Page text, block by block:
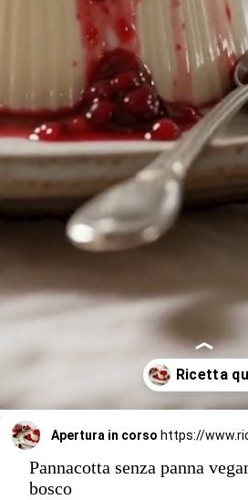
Apertura in corso
Pannacotta senza panna
bosco